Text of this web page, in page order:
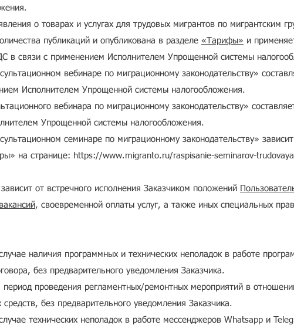
о товарах и услугах для трудовых мигрантов по мигрантским
публикаций и опубликована в разделе «Тарифы» и
в связи с применением Исполнителем Упрощенной системы
вебинаре по миграционному законодательству»
Исполнителем Упрощенной системы налогообложения.
вебинара по миграционному законодательству»
Упрощенной системы налогообложения.
семинаре по миграционному законодательству»
на странице: https://www.migranto.ru/raspisanie-seminarov-
от встречного исполнения Заказчиком положений
, своевременной оплаты услуг, а также иных специальных
наличия программных и технических неполадок в работе
без предварительного уведомления Заказчика.
период проведения регламентных/ремонтных мероприятий в
без предварительного уведомления Заказчика.
технических неполадок в работе мессенджеров Whatsapp и